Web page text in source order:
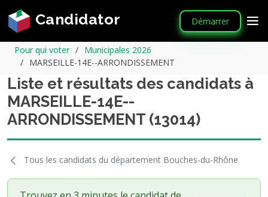
Candidator Démarrer
Pour qui voter
Municipales 2026
MARSEILLE-14E--ARRONDISSEMENT
Liste et résultats des candidats à
MARSEILLE-14E--
ARRONDISSEMENT (13014)
Tous les candidats du département Bouches-du-Rhône